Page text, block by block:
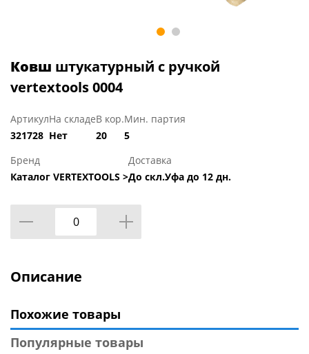
Ковш штукатурный с ручкой
vertextools 0004
Артикул
321728
На складе
Нет
В кор.
20
Мин. партия
5
Бренд
Каталог VERTEXTOOLS >
Доставка
До скл.Уфа до 12 дн.
Описание
Похожие товары
Популярные товары